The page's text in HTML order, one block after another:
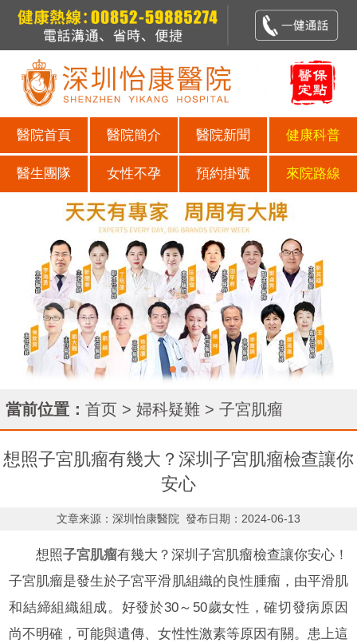
醫院首頁 醫院簡介 醫院新聞 健康科普
醫生團隊 女性不孕 預約掛號 來院路線
當前位置： 首页 > 婦科疑難 > 子宮肌瘤
想照子宮肌瘤有幾大？深圳子宮肌瘤檢查讓你
安心
文章来源：深圳怡康醫院 發布日期：2024-06-13
想照子宮肌瘤有幾大？深圳子宮肌瘤檢查讓你安心！
子宮肌瘤是發生於子宮平滑肌組織的良性腫瘤，由平滑肌
和結締組織組成。好發於30～50歲女性，確切發病原因
尚不明確，可能與遺傳、女性性激素等原因有關。患上這